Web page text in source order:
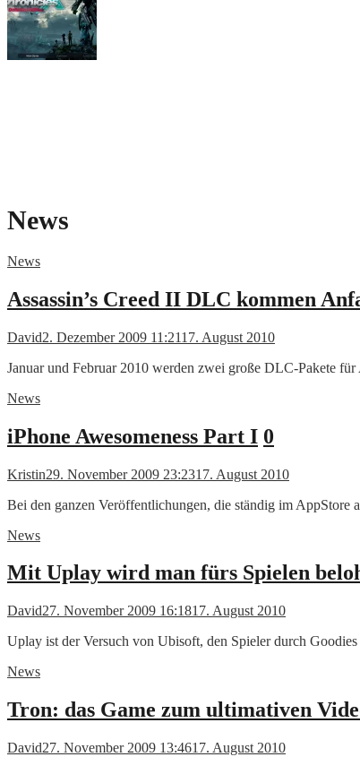
News
News
Assassin’s Creed II DLC kommen
David2. Dezember 2009 11:2117. August 2010
Januar und Februar 2010 werden zwei große DLC-Pakete
News
iPhone Awesomeness Part I 0
Kristin29. November 2009 23:2317. August 2010
Bei den ganzen Veröffentlichungen, die ständig im
News
Mit Uplay wird man fürs Spielen
David27. November 2009 16:1817. August 2010
Uplay ist der Versuch von Ubisoft, den Spieler durch
News
Tron: das Game zum ultimativen
David27. November 2009 13:4617. August 2010